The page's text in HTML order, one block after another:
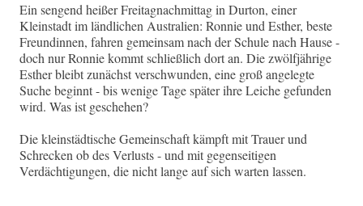
Ein sengend heißer Freitagnachmittag in Durton, einer
Kleinstadt im ländlichen Australien: Ronnie und Esther, beste
Freundinnen, fahren gemeinsam nach der Schule nach Hause -
doch nur Ronnie kommt schließlich dort an. Die zwölfjährige
Esther bleibt zunächst verschwunden, eine groß angelegte
Suche beginnt - bis wenige Tage später ihre Leiche gefunden
wird. Was ist geschehen?
Die kleinstädtische Gemeinschaft kämpft mit Trauer und
Schrecken ob des Verlusts - und mit gegenseitigen
Verdächtigungen, die nicht lange auf sich warten lassen.